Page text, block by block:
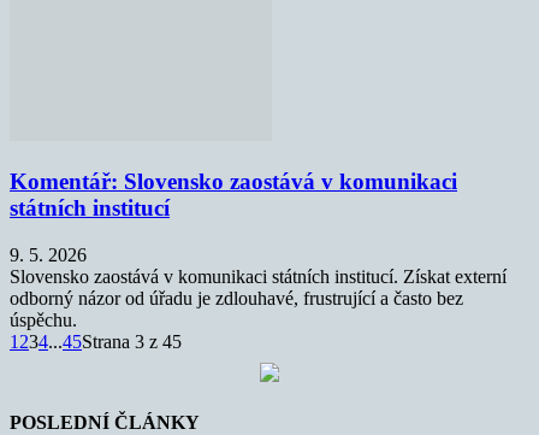
Komentář: Slovensko zaostává v komunikaci
státních institucí
9. 5. 2026
Slovensko zaostává v komunikaci státních institucí. Získat externí
odborný názor od úřadu je zdlouhavé, frustrující a často bez
úspěchu.
1 234...45Strana 3 z 45
POSLEDNÍ ČLÁNKY